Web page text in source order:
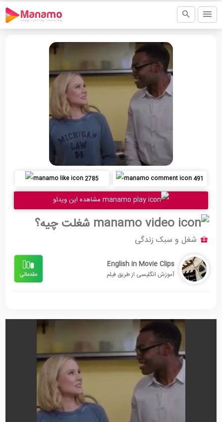
2785 491
مشاهده این ویدئو
شغلت چیه؟
شغل و سبک زندگی
English in Movie Clips
آموزش انگلیسی از طریق فیلم